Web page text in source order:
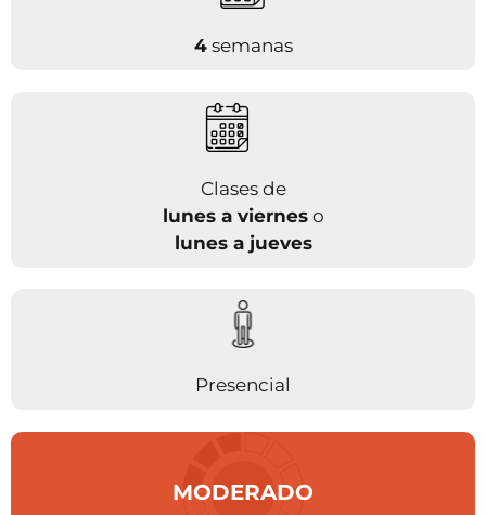
4semanas
Clases de
lunes a vierneso
lunes a jueves
Presencial
MODERADO